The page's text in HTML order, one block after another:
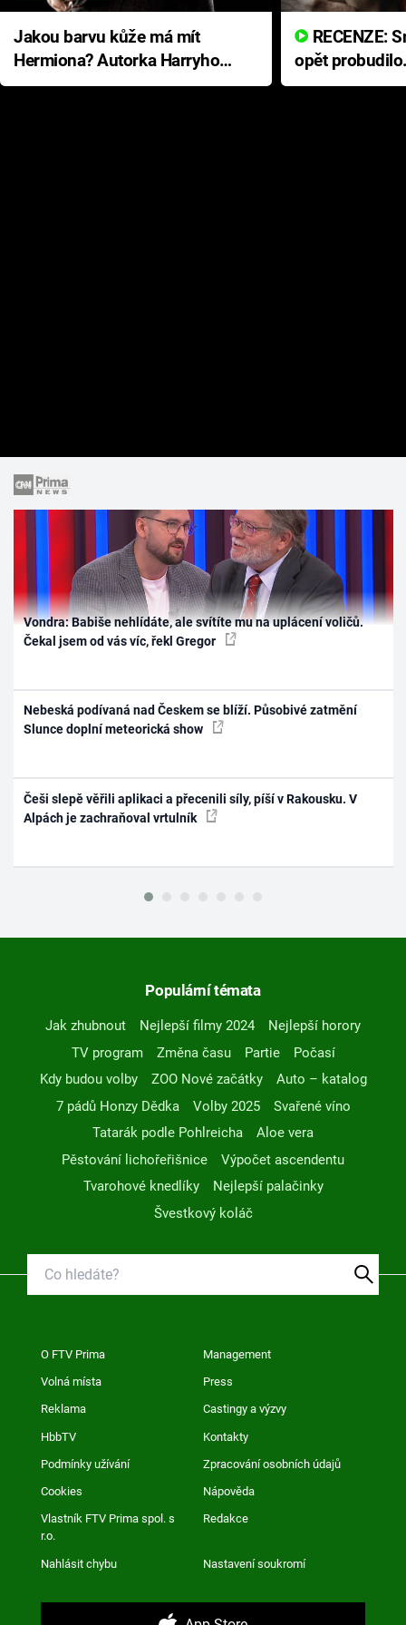
Jakou barvu kůže má mít
Hermiona? Autorka Harryho
Pottera přišla s ráznou
opět
přichází s
Vondra: Babiše nehlídáte, ale svítíte mu na uplácení voličů.
Čekal jsem od vás víc, řekl Gregor
Nebeská podívaná nad Českem se blíží. Působivé zatmění
Slunce doplní meteorická show
Češi slepě věřili aplikaci a přecenili síly, píší v Rakousku. V
Alpách je zachraňoval vrtulník
Populární témata
Jak zhubnout Nejlepší filmy 2024
Nejlepší horory
TV program
Změna času Partie
Počasí
Kdy budou volby
ZOO Nové začátky
Auto – katalog
7 pádů Honzy Dědka
Volby 2025
Svařené víno
Tatarák podle Pohlreicha
Aloe vera
Pěstování lichořeřišnice
Výpočet ascendentu
Tvarohové knedlíky
Nejlepší palačinky
Švestkový koláč
O FTV Prima Management
Volná místa Press
Reklama Castingy a výzvy
HbbTV Kontakty
Podmínky užívání Zpracování osobních údajů
Cookies Nápověda
Vlastník FTV Prima spol. s
r.o.
Redakce
Nahlásit chybu Nastavení soukromí